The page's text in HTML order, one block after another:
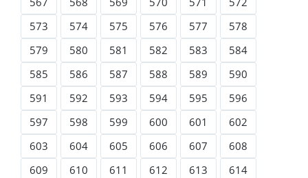
573
574 575 576 577
578
579
580 581 582 583
584
585
586 587 588 589
590
591
592 593 594 595
596
597
598 599 600 601
602
603
604 605 606 607
608
609
610 611 612 613
614